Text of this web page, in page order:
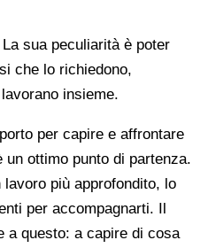
sua peculiarità è poter
che lo richiedono,
insieme.
per capire e affrontare
ottimo punto di partenza.
più approfondito, lo
per accompagnarti. Il
a questo: a capire di cosa